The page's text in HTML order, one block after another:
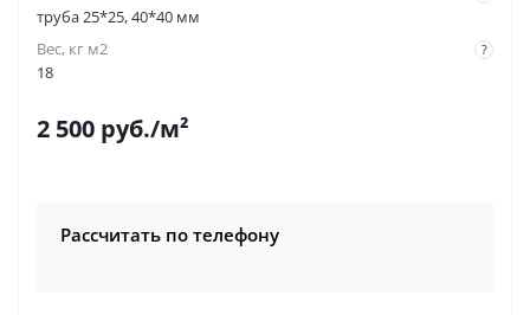
труба 25*25, 40*40 мм
?
Вес, кг м2
18
2 500 руб./м²
Рассчитать по телефону